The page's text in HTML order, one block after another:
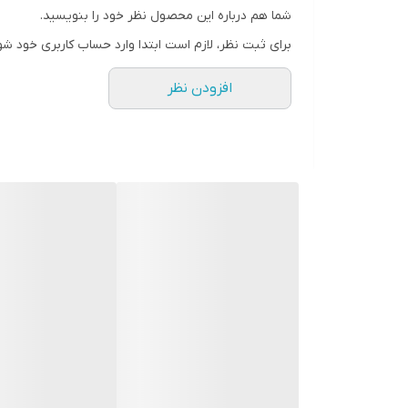
شما هم درباره این محصول نظر خود را بنویسید.
برای ثبت نظر، لازم است ابتدا وارد حساب کاربری خود
افزودن نظر